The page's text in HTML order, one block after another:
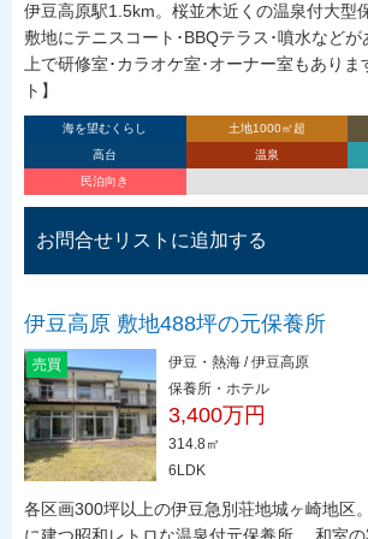
伊豆高原駅1.5km。桜並木近くの温泉付大型
敷地にテニスコート･BBQテラス･噴水など
上で研修室･カラオケ室･オーナー室もあり
ト】
海を望むくらし 土地1000㎡超
高台
温泉
民泊向き
お問合せリストに追加する
伊豆高原 敷地488坪の元保養所
売買
伊豆・熱海 / 伊豆高原
保養所・ホテル
3,400万円
314.8㎡
6LDK
各区画300坪以上の伊豆急別荘地城ヶ崎地区